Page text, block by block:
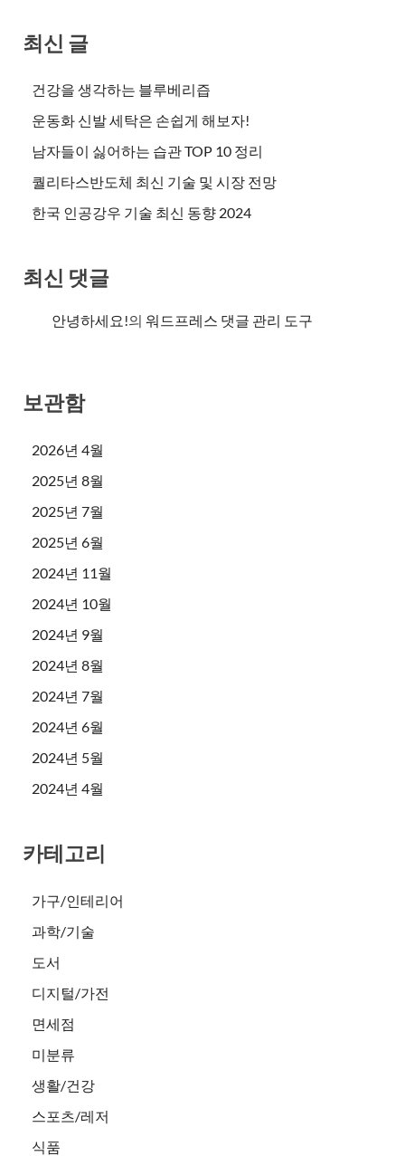
최신 글
건강을 생각하는 블루베리즙
운동화 신발 세탁은 손쉽게 해보자!
남자들이 싫어하는 습관 TOP 10 정리
퀄리타스반도체 최신 기술 및 시장 전망
한국 인공강우 기술 최신 동향 2024
최신 댓글
안녕하세요!의 워드프레스 댓글 관리 도구
보관함
2026년 4월
2025년 8월
2025년 7월
2025년 6월
2024년 11월
2024년 10월
2024년 9월
2024년 8월
2024년 7월
2024년 6월
2024년 5월
2024년 4월
카테고리
가구/인테리어
과학/기술
도서
디지털/가전
면세점
미분류
생활/건강
스포츠/레저
식품